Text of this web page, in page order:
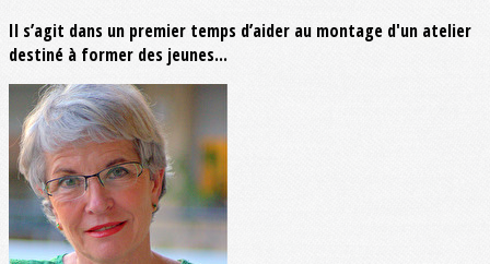
Il s’agit dans un premier temps d’aider au montage d'un atelier
destiné à former des jeunes...